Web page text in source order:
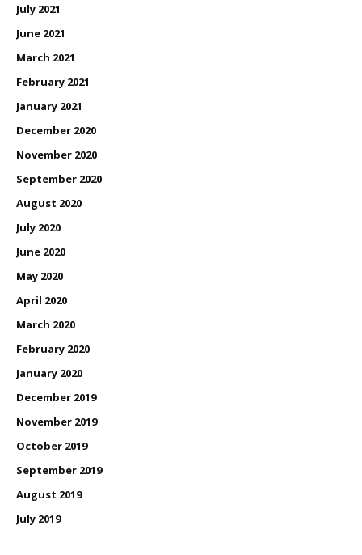
July 2021
June 2021
March 2021
February 2021
January 2021
December 2020
November 2020
September 2020
August 2020
July 2020
June 2020
May 2020
April 2020
March 2020
February 2020
January 2020
December 2019
November 2019
October 2019
September 2019
August 2019
July 2019